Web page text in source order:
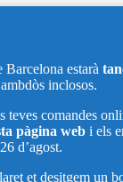
estarà
inclosos.
teves comandes
pàgina web i els
d’agost.
et desitgem un